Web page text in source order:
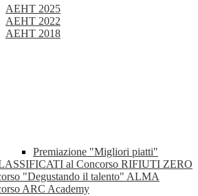
AEHT 2025
AEHT 2022
AEHT 2018
Premiazione "Migliori piatti"
al Concorso RIFIUTI ZERO
"Degustando il talento" ALMA
ARC Academy